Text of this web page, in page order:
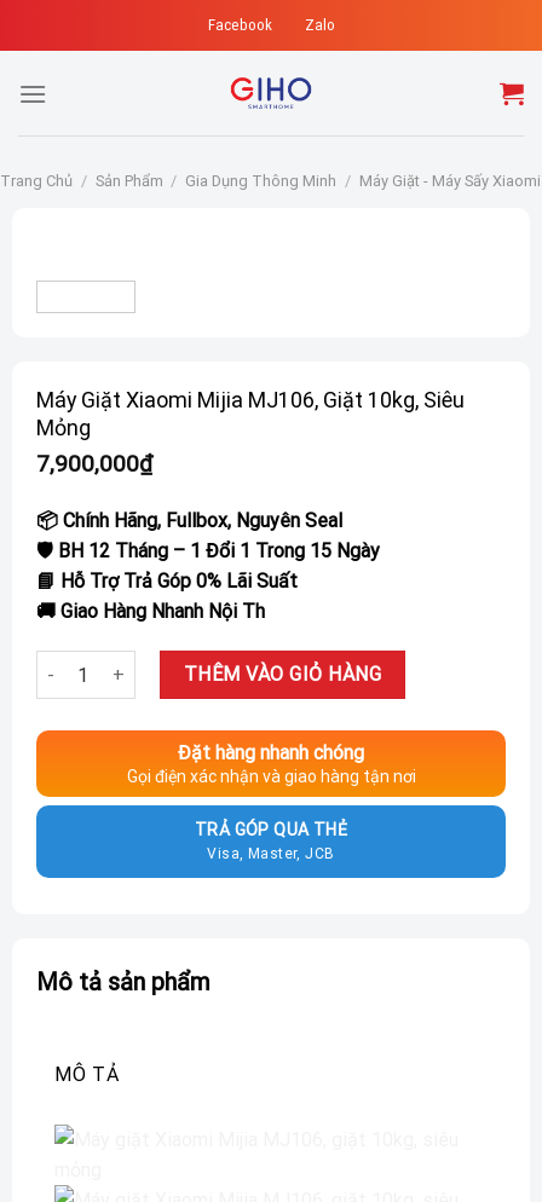
to
Facebook Zalo
Trang Chủ / Sản Phẩm / Gia Dụng Thông Minh / Máy Giặt - Máy Sấy Xiaomi
Máy Giặt Xiaomi Mijia MJ106, Giặt 10kg, Siêu
Mỏng
7,900,000₫
📦 Chính Hãng, Fullbox, Nguyên Seal
🛡️ BH 12 Tháng – 1 Đổi 1 Trong 15 Ngày
📘 Hỗ Trợ Trả Góp 0% Lãi Suất
🚚 Giao Hàng Nhanh Nội Th
Máy Giặt Xiaomi Mijia MJ106, Giặt 10kg, Siêu Mỏng số lượng
THÊM VÀO GIỎ HÀNG
Đặt hàng nhanh chóng
Gọi điện xác nhận và giao hàng tận nơi
TRẢ GÓP QUA THẺ
Visa, Master, JCB
Mô tả sản phẩm
MÔ TẢ